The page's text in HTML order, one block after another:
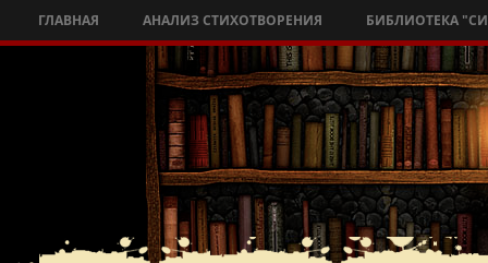
ГЛАВНАЯ АНАЛИЗ СТИХОТВОРЕНИЯ БИБЛИОТЕКА